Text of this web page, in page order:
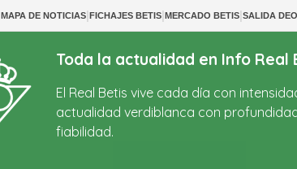
MAPA DE NOTICIAS|FICHAJES BETIS|MERCADO BETIS|SALIDA
Toda la actualidad en Info Real
El Real Betis vive cada día con
actualidad verdiblanca con
fiabilidad.